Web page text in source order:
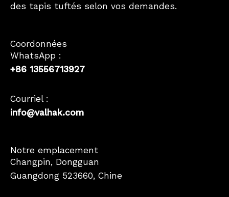
des tapis tuftés selon vos demandes.
Coordonnées
WhatsApp :
+86 13556713927
Courriel :
info@valhak.com
Notre emplacement
Changpin, Dongguan
Guangdong 523660, Chine